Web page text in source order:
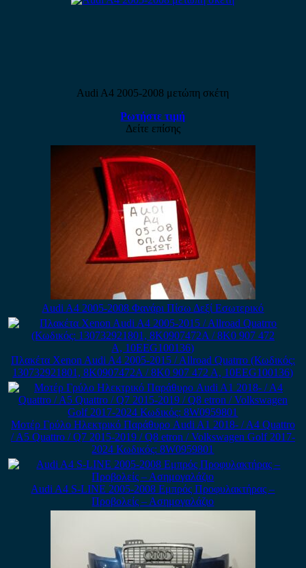
Audi A4 2005-2008 μετώπη σκέτη
Ρωτήστε τιμή
Δείτε επίσης
Audi A4 2005-2008 Φανάρι Πίσω Δεξί Εσωτερικό
Πλακέτα Xenon Audi A4 2005-2015 / Allroad Quatrro (Κωδικός:
130732921801, 8K0907472A / 8K0 907 472 A, 10EEG100136)
Μοτέρ Γρύλο Ηλεκτρικό Παράθυρο Audi A1 2018- / A4 Quattro
/ A5 Quattro / Q7 2015-2019 / Q8 etron / Volkswagen Golf 2017-
2024 Κωδικός: 8W0959801
Audi A4 S-LINE 2005-2008 Εμπρός Προφυλακτήρας –
Προβολείς – Ασημογαλάζιο